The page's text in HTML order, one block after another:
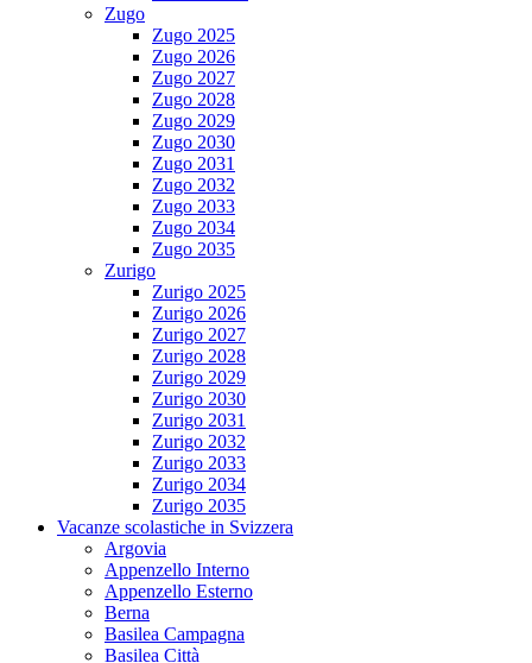
Zugo
Zugo 2025
Zugo 2026
Zugo 2027
Zugo 2028
Zugo 2029
Zugo 2030
Zugo 2031
Zugo 2032
Zugo 2033
Zugo 2034
Zugo 2035
Zurigo
Zurigo 2025
Zurigo 2026
Zurigo 2027
Zurigo 2028
Zurigo 2029
Zurigo 2030
Zurigo 2031
Zurigo 2032
Zurigo 2033
Zurigo 2034
Zurigo 2035
Vacanze scolastiche in Svizzera
Argovia
Appenzello Interno
Appenzello Esterno
Berna
Basilea Campagna
Basilea Città